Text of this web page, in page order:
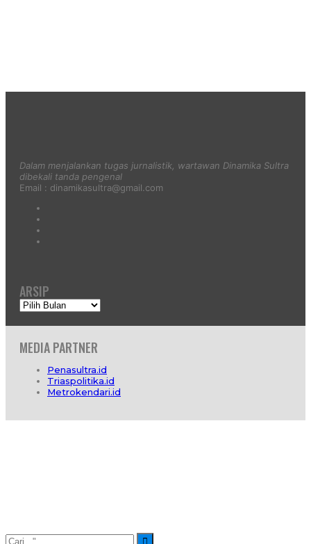
Dalam menjalankan tugas jurnalistik, wartawan Dinamika Sultra
dibekali tanda pengenal
Email : dinamikasultra@gmail.com
ARSIP
Arsip
MEDIA PARTNER
Penasultra.id
Triaspolitika.id
Metrokendari.id